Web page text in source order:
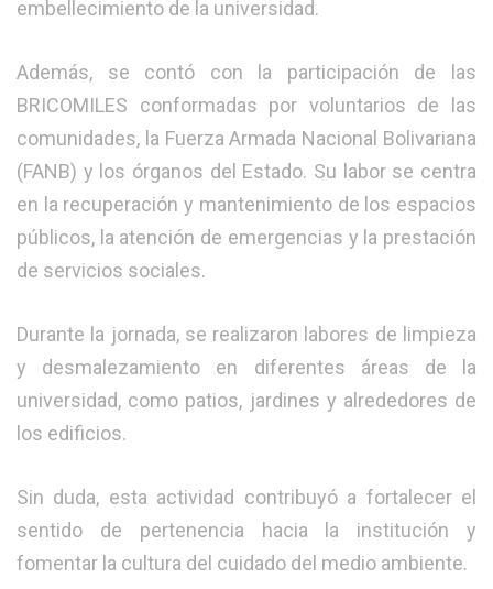
embellecimiento de la universidad.
Además, se contó con la participación de las
BRICOMILES conformadas por voluntarios de las
comunidades, la Fuerza Armada Nacional Bolivariana
(FANB) y los órganos del Estado. Su labor se centra
en la recuperación y mantenimiento de los espacios
públicos, la atención de emergencias y la prestación
de servicios sociales.
Durante la jornada, se realizaron labores de limpieza
y desmalezamiento en diferentes áreas de la
universidad, como patios, jardines y alrededores de
los edificios.
Sin duda, esta actividad contribuyó a fortalecer el
sentido de pertenencia hacia la institución y
fomentar la cultura del cuidado del medio ambiente.